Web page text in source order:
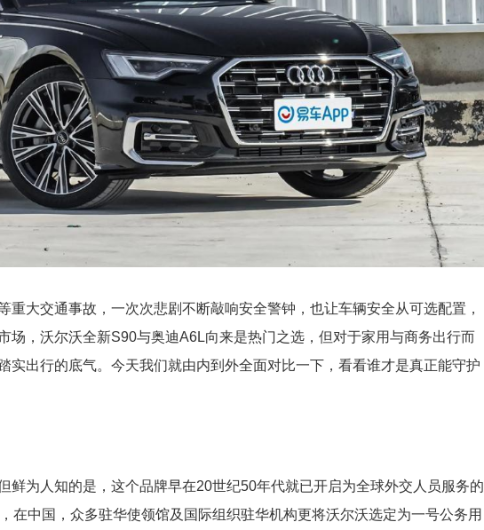
大交通事故，一次次悲剧不断敲响安全警钟，也让车辆安全从可选配置，
场，沃尔沃全新S90与奥迪A6L向来是热门之选，但对于家用与商务出行而
实出行的底气。今天我们就由内到外全面对比一下，看看谁才是真正能守护
鲜为人知的是，这个品牌早在20世纪50年代就已开启为全球外交人员服务的
在中国，众多驻华使领馆及国际组织驻华机构更将沃尔沃选定为一号公务用